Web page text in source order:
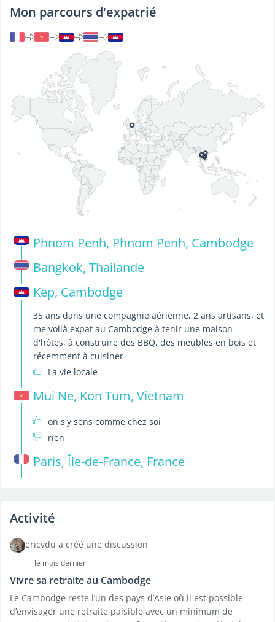
Mon parcours d'expatrié
Phnom Penh, Phnom Penh, Cambodge
Bangkok, Thailande
Kep, Cambodge
35 ans dans une compagnie aérienne, 2 ans artisans, et
me voilà expat au Cambodge à tenir une maison
d'hôtes, à construire des BBQ, des meubles en bois et
récemment à cuisiner
La vie locale
Mui Ne, Kon Tum, Vietnam
on s'y sens comme chez soi
rien
Paris, Île-de-France, France
Activité
ericvdu a créé une discussion
le mois dernier
Vivre sa retraite au Cambodge
Le Cambodge reste l’un des pays d’Asie où il est possible
d’envisager une retraite paisible avec un minimum de